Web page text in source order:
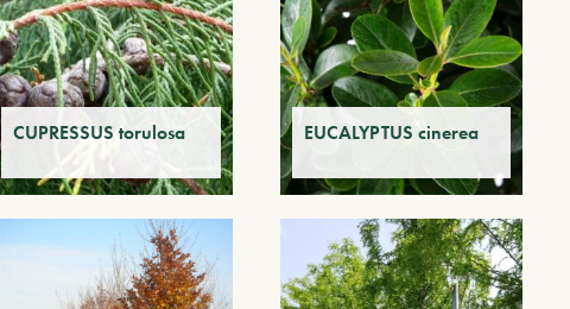
CUPRESSUS torulosa EUCALYPTUS cinerea